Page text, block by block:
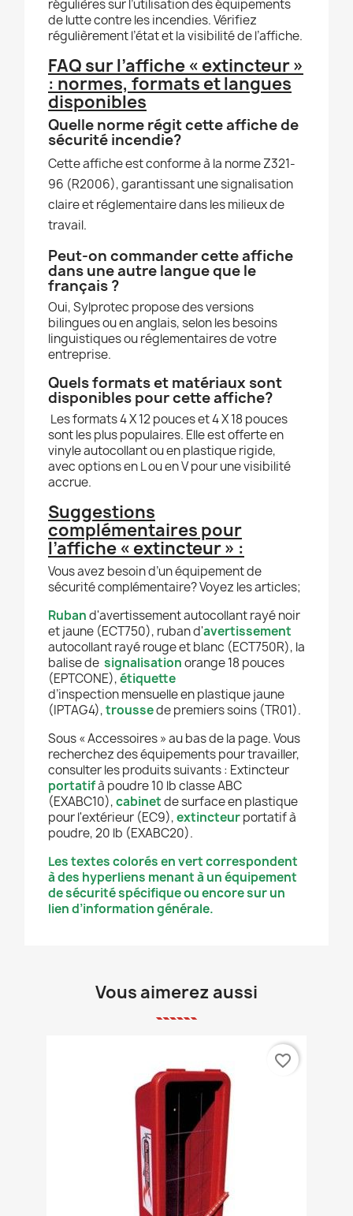
régulières sur l’utilisation des équipements
de lutte contre les incendies. Vérifiez
régulièrement l’état et la visibilité de l’affiche.
FAQ sur l’affiche « extincteur »
: normes, formats et langues
disponibles
Quelle norme régit cette affiche de
sécurité incendie?
Cette affiche est conforme à la norme Z321-
96 (R2006), garantissant une signalisation
claire et réglementaire dans les milieux de
travail.
Peut-on commander cette affiche
dans une autre langue que le
français ?
Oui, Sylprotec propose des versions
bilingues ou en anglais, selon les besoins
linguistiques ou réglementaires de votre
entreprise.
Quels formats et matériaux sont
disponibles pour cette affiche?
Les formats 4 X 12 pouces et 4 X 18 pouces
sont les plus populaires. Elle est offerte en
vinyle autocollant ou en plastique rigide,
avec options en L ou en V pour une visibilité
accrue.
Suggestions
complémentaires pour
l’affiche « extincteur » :
Vous avez besoin d’un équipement de
sécurité complémentaire? Voyez les articles;
Ruband'avertissement autocollant rayé noir
et jaune (ECT750), ruban d'avertissement
autocollant rayé rouge et blanc (ECT750R), la
balise de signalisationorange 18 pouces
(EPTCONE),étiquette
d’inspection mensuelle en plastique jaune
(IPTAG4),troussede premiers soins (TR01).
Sous « Accessoires » au bas de la page. Vous
recherchez des équipements pour travailler,
consulter les produits suivants : Extincteur
portatifà poudre 10 lb classe ABC
(EXABC10),cabinetde surface en plastique
pour l'extérieur (EC9),extincteurportatif à
poudre, 20 lb (EXABC20).
Les textes colorés en vert correspondent
à des hyperliens menant à un équipement
de sécurité spécifique ou encore sur un
lien d’information générale.
Vous aimerez aussi
favorite_border